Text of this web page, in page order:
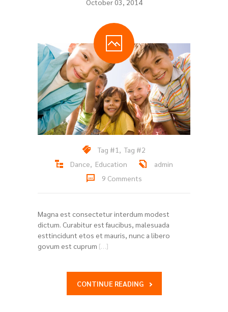
October 03, 2014
Tag #1 , Tag #2
Dance, Education
admin
9 Comments
Magna est consectetur interdum modest
dictum. Curabitur est faucibus, malesuada
esttincidunt etos et mauris, nunc a libero
govum est cuprum […]
CONTINUE READING